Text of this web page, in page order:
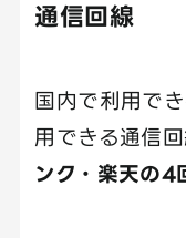
通信回線
国内で利用で
用できる通信
ンク・楽天の4